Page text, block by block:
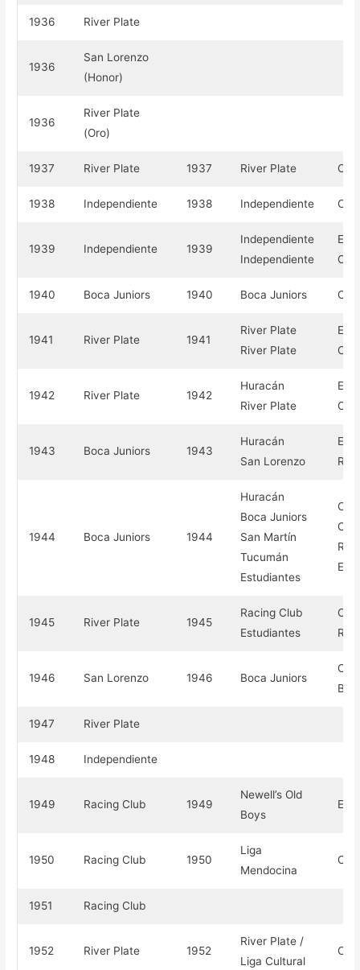
1936 River Plate
1936
San Lorenzo
(Honor)
1936
River Plate
(Oro)
1937 River Plate 1937 River Plate
1938 Independiente 1938 Independiente
1939 Independiente 1939
Independiente
Independiente
1940 Boca Juniors 1940 Boca Juniors
1941 River Plate 1941
River Plate
River Plate
1942 River Plate 1942
Huracán
River Plate
1943 Boca Juniors 1943
Huracán
San Lorenzo
1944 Boca Juniors 1944
Huracán
Boca Juniors
San Martín
Tucumán
Estudiantes
1945 River Plate 1945
Racing Club
Estudiantes
1946 San Lorenzo 1946 Boca Juniors
1947 River Plate
1948 Independiente
1949 Racing Club 1949
Newell’s Old
Boys
1950 Racing Club 1950
Liga
Mendocina
1951 Racing Club
1952 River Plate 1952
River Plate /
Liga Cultural